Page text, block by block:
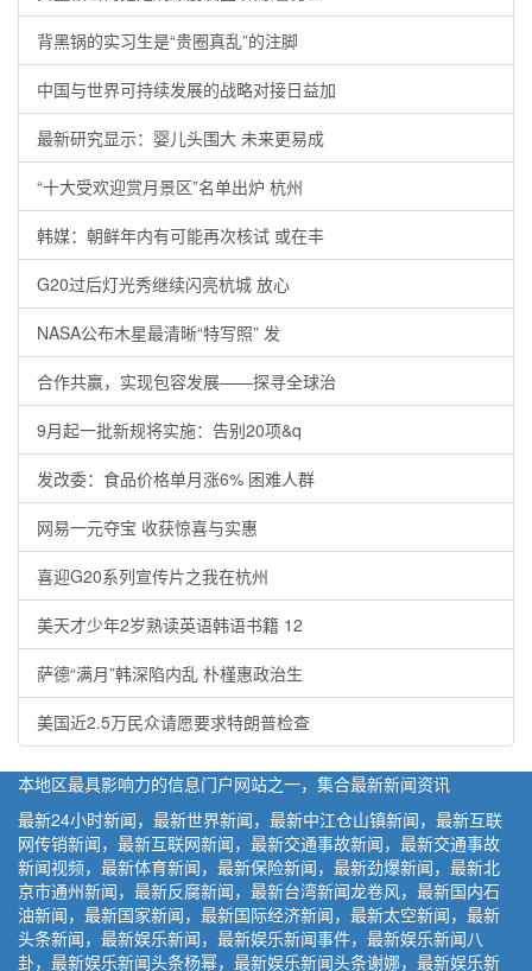
背黑锅的实习生是“贵圈真乱”的注脚
中国与世界可持续发展的战略对接日益加
最新研究显示：婴儿头围大 未来更易成
“十大受欢迎赏月景区”名单出炉 杭州
韩媒：朝鲜年内有可能再次核试 或在丰
G20过后灯光秀继续闪亮杭城 放心
NASA公布木星最清晰“特写照” 发
合作共赢，实现包容发展——探寻全球治
9月起一批新规将实施：告别20项&q
发改委：食品价格单月涨6% 困难人群
网易一元夺宝 收获惊喜与实惠
喜迎G20系列宣传片之我在杭州
美天才少年2岁熟读英语韩语书籍 12
萨德“满月”韩深陷内乱 朴槿惠政治生
美国近2.5万民众请愿要求特朗普检查
本地区最具影响力的信息门户网站之一，集合最新新闻资讯
最新24小时新闻，最新世界新闻，最新中江仓山镇新闻，最新互联
网传销新闻，最新互联网新闻，最新交通事故新闻，最新交通事故
新闻视频，最新体育新闻，最新保险新闻，最新劲爆新闻，最新北
京市通州新闻，最新反腐新闻，最新台湾新闻龙卷风，最新国内石
油新闻，最新国家新闻，最新国际经济新闻，最新太空新闻，最新
头条新闻，最新娱乐新闻，最新娱乐新闻事件，最新娱乐新闻八
卦，最新娱乐新闻头条杨幂，最新娱乐新闻头条谢娜，最新娱乐新